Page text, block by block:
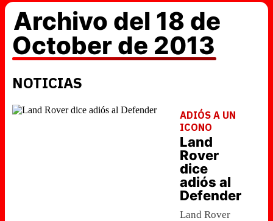
Archivo del 18 de
October de 2013
NOTICIAS
ADIÓS A UN
ICONO
Land
Rover
dice
adiós al
Defender
Land Rover